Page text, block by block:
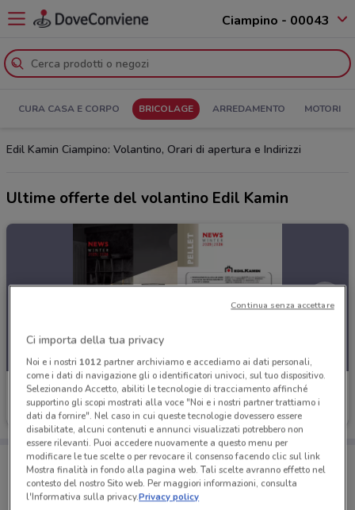
Ciampino - 00043
CURA CASA E CORPO BRICOLAGE ARREDAMENTO MOTORI
Edil Kamin Ciampino: Volantino, Orari di apertura e Indirizzi
Ultime offerte del volantino Edil Kamin
Edil Kamin
Scade il 31/10
Porta DoveConviene sempre con te!
Puoi trovare le migliori offerte dei negozi vicino a te,
salvarle e creare la tua lista del risparmio, comodamente
dal tuo cellulare.
Ci importa della tua privacy
Noi e i nostri 1012partner archiviamo e accediamo ai dati personali,
come i dati di navigazione gli o identificatori univoci, sul tuo dispositivo.
Selezionando Accetto, abiliti le tecnologie di tracciamento affinché
supportino gli scopi mostrati alla voce "Noi e i nostri partner trattiamo i
dati da fornire". Nel caso in cui queste tecnologie dovessero essere
disabilitate, alcuni contenuti e annunci visualizzati potrebbero non
essere rilevanti. Puoi accedere nuovamente a questo menu per
modificare le tue scelte o per revocare il consenso facendo clic sul link
Mostra finalità in fondo alla pagina web. Tali scelte avranno effetto nel
contesto del nostro Sito web. Per maggiori informazioni, consulta
l'Informativa sulla privacy.Privacy policy
Continua senza accettare